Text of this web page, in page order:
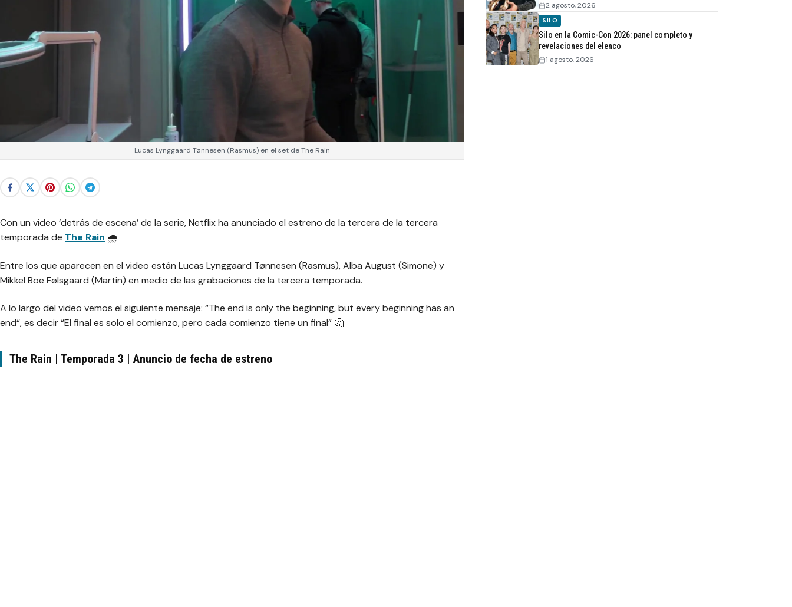
Lucas Lynggaard Tønnesen (Rasmus) en el set de The Rain
Con un video ‘detrás de escena’de la serie, Netflix ha anunciado el estreno de la tercera de la tercera
temporada de The Rain 🌧
Entre los que aparecen en el video están Lucas Lynggaard Tønnesen (Rasmus), Alba August (Simone) y
Mikkel Boe Følsgaard (Martin) en medio de las grabaciones de la tercera temporada.
A lo largo del video vemos el siguiente mensaje: “The end is only the beginning, but every beginning has an
end“, es decir“El final es solo el comienzo, pero cada comienzo tiene un final” 🤔
The Rain | Temporada 3 | Anuncio de fecha de estreno
2 agosto, 2026
SILO
Silo en la Comic-Con 2026: panel completo y
revelaciones del elenco
1 agosto, 2026